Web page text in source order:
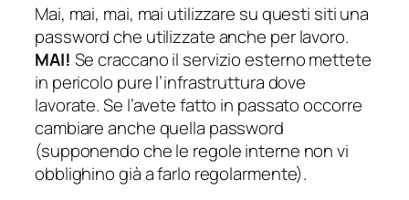
Mai, mai, mai, mai utilizzare su questi siti una
password che utilizzate anche per lavoro.
MAI! Se craccano il servizio esterno mettete
in pericolo pure l’infrastruttura dove
lavorate. Se l’avete fatto in passato occorre
cambiare anche quella password
(supponendo che le regole interne non vi
obblighino già a farlo regolarmente).